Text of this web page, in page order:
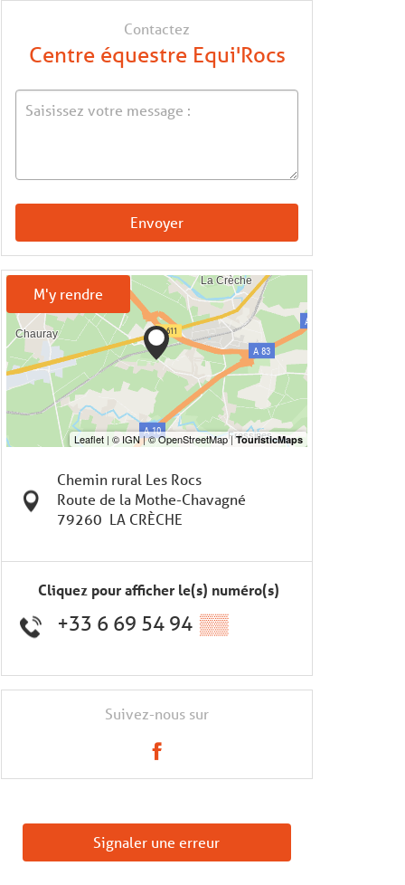
Contactez
Centre équestre Equi'Rocs
Envoyer
M'y rendre
Chemin rural Les Rocs
Route de la Mothe-Chavagné
79260 LA CRÈCHE
Cliquez pour afficher le(s) numéro(s)
+33 6 69 54 94 ▒▒
Suivez-nous sur
Signaler une erreur